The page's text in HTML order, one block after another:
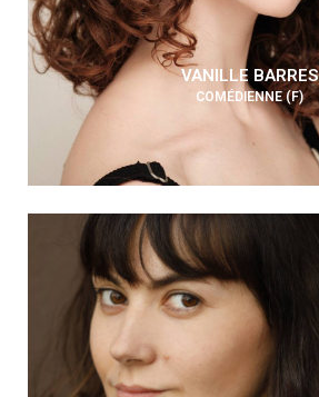
VANILLE BARRES
COMÉDIENNE (F)